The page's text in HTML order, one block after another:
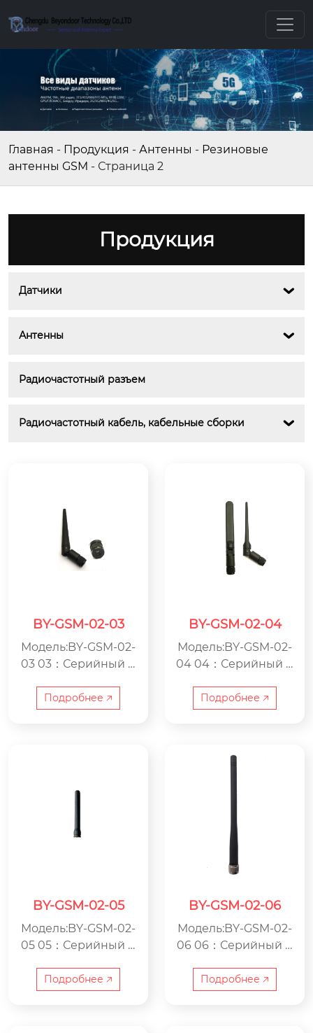
Главная - Продукция - Антенны - Резиновые
антенны GSM - Страница 2
Продукция
Датчики 
Антенны 
Радиочастотный разъем
Радиочастотный кабель, кабельные сборки 
BY-GSM-02-03
Модель:BY-GSM-02-
03 03：Серийный н
а GSM BY：ООО Цзя
син Beyondoor по п
Подробнее 🡥
BY-GSM-02-04
Модель:BY-GSM-02-
04 04：Серийный н
а GSM BY：ООО Цзя
син Beyondoor по п
Подробнее 🡥
BY-GSM-02-05
Модель:BY-GSM-02-
05 05：Серийный н
а GSM BY：ООО Цзя
син Beyondoor по п
Подробнее 🡥
BY-GSM-02-06
Модель:BY-GSM-02-
06 06：Серийный н
а GSM BY：ООО Цзя
син Beyondoor по п
Подробнее 🡥